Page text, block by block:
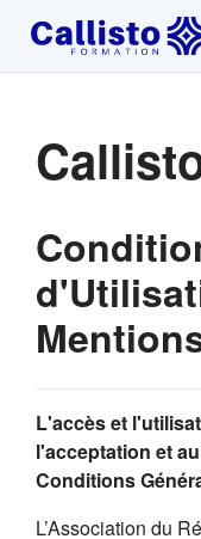
Passer au contenu
L'accès et
l'acceptation et
Conditions
L’Association du